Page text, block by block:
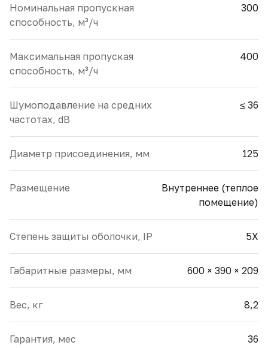
Номинальная пропускная
способность, м³/ч
300
Максимальная пропуская
способность, м³/ч
400
Шумоподавление на средних
частотах, dB
≤ 36
Диаметр присоединения, мм 125
Размещение
Внутреннее (теплое
помещение)
Cтепень защиты оболочки, IP 5X
Габаритные размеры, мм 600 × 390 × 209
Вес, кг 8,2
Гарантия, мес 36